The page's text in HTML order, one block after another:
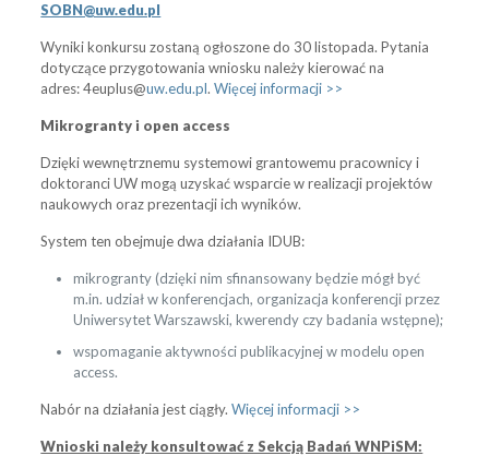
SOBN@uw.edu.pl
Wyniki konkursu zostaną ogłoszone do 30 listopada. Pytania
dotyczące przygotowania wniosku należy kierować na
adres: 4euplus@uw.edu.pl.Więcej informacji >>
Mikrogranty i open access
Dzięki wewnętrznemu systemowi grantowemu pracownicy i
doktoranci UW mogą uzyskać wsparcie w realizacji projektów
naukowych oraz prezentacji ich wyników.
System ten obejmuje dwa działania IDUB:
mikrogranty (dzięki nim sfinansowany będzie mógł być
m.in. udział w konferencjach, organizacja konferencji przez
Uniwersytet Warszawski, kwerendy czy badania wstępne);
wspomaganie aktywności publikacyjnej w modelu open
access.
Nabór na działania jest ciągły.Więcej informacji >>
Wnioski należy konsultować z Sekcją Badań WNPiSM: